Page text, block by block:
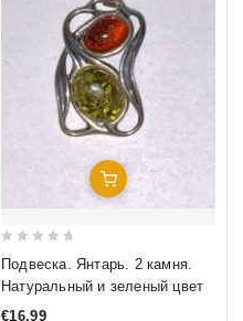
Добавить В Корзину
out
Подвеска. Янтарь. 2 камня.
Натуральный и зеленый цвет
€16,99